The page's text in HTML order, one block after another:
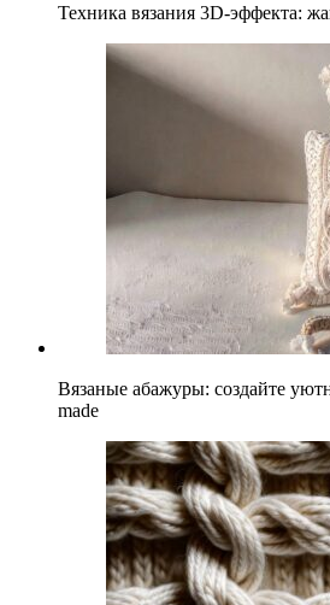
Техника вязания 3D-эффекта:
Вязаные абажуры: создайте
made